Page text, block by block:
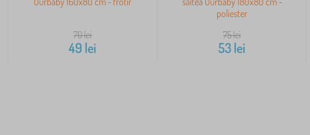
70lei
49 lei
poliester
75lei
53lei